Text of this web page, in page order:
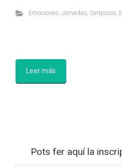
Emociones, Jornadas, Simposio,
Leer más
Pots fer aquí la